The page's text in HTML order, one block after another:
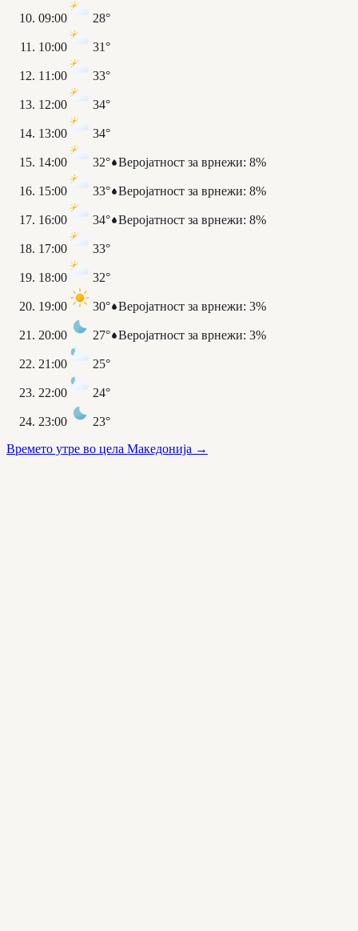
09:00 28°
10:00 31°
11:00 33°
12:00 34°
13:00 34°
14:00 32° Веројатност за врнежи: 8%
15:00 33° Веројатност за врнежи: 8%
16:00 34° Веројатност за врнежи: 8%
17:00 33°
18:00 32°
19:00 30° Веројатност за врнежи: 3%
20:00 27° Веројатност за врнежи: 3%
21:00 25°
22:00 24°
23:00
23°
Времето утре во цела Македонија →